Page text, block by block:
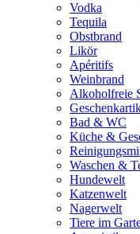
Vodka
Tequila
Obstbrand
Likör
Apéritifs
Weinbrand
Alkoholfreie
Bad & WC
Küche &
Waschen &
Hundewelt
Katzenwelt
Nagerwelt
Tiere im